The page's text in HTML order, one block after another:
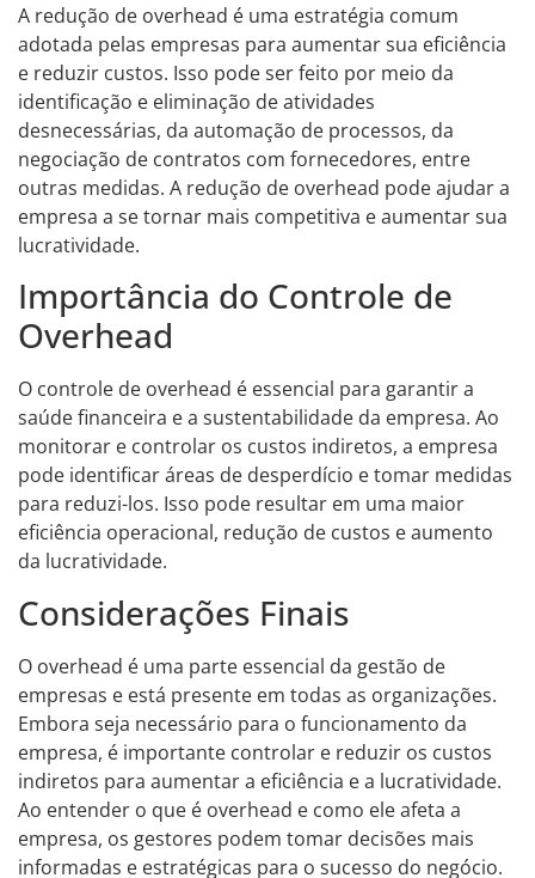
A redução de overhead é uma estratégia comum
adotada pelas empresas para aumentar sua eficiência
e reduzir custos. Isso pode ser feito por meio da
identificação e eliminação de atividades
desnecessárias, da automação de processos, da
negociação de contratos com fornecedores, entre
outras medidas. A redução de overhead pode ajudar a
empresa a se tornar mais competitiva e aumentar sua
lucratividade.
Importância do Controle de
Overhead
O controle de overhead é essencial para garantir a
saúde financeira e a sustentabilidade da empresa. Ao
monitorar e controlar os custos indiretos, a empresa
pode identificar áreas de desperdício e tomar medidas
para reduzi-los. Isso pode resultar em uma maior
eficiência operacional, redução de custos e aumento
da lucratividade.
Considerações Finais
O overhead é uma parte essencial da gestão de
empresas e está presente em todas as organizações.
Embora seja necessário para o funcionamento da
empresa, é importante controlar e reduzir os custos
indiretos para aumentar a eficiência e a lucratividade.
Ao entender o que é overhead e como ele afeta a
empresa, os gestores podem tomar decisões mais
informadas e estratégicas para o sucesso do negócio.